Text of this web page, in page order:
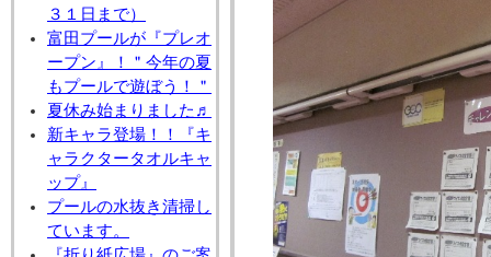
３１日まで）
富田プールが『プレオ
ープン』！＂今年の夏
もプールで遊ぼう！＂
夏休み始まりました♬
新キャラ登場！！『キ
ャラクタータオルキャ
ップ』
プールの水抜き清掃し
ています。